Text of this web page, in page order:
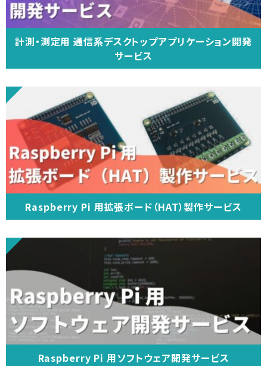
計測・測定用 通信系デスクトップアプリケーション開発
サービス
Raspberry Pi 用拡張ボード（HAT）製作サービス
Raspberry Pi 用ソフトウェア開発サービス